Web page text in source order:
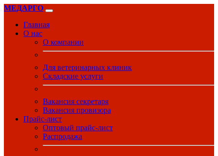
МЕДАРГО
Главная
О нас
О компании
Для ветеринарных клиник
Складские услуги
Вакансия секретаря
Вакансия провизора
Прайс-лист
Оптовый прайс-лист
Распродажа